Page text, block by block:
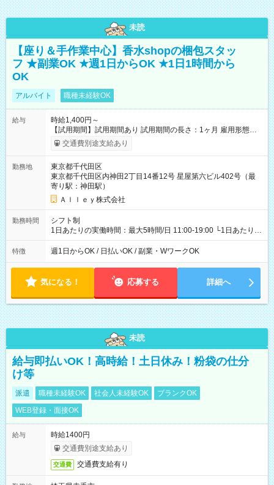
未読
【座り＆手作業中心】香水shopの梱包スタッ
フ ★副業OK ★週1日からOK ★1日1時間から
OK
アルバイト 職種未経験OK
給与
時給1,400円～
【試用期間】試用期間あり 試用期間の長さ：1ヶ月 雇用形態、
給与は本採用時と同じです。
交通費別途支給あり
勤務地
東京都千代田区
東京都千代田区内神田2丁目14番12号 星屋第六ビル402号（最
寄り駅：神田駅）
Ａｌｌｅｙ株式会社
勤務時間
シフト制
1日あたりの実働時間：最大5時間/日 11:00-19:00 └1日あたりの
実働時間：1-5時間 └上記の時間帯内であれば、いつでも勤務可
能！ └平日・土曜日の中で、お好きな曜日でご勤務いただけま
18:00 などのように、自由な働き方が可能なお仕事です！
特徴 週1日からOK / 日払いOK / 副業・WワークOK
気になる！ 応募する 詳細へ
未読
給与即払いOK！高時給！土日休み！粉袋の仕分
け等
派遣 職種未経験OK 社会人未経験OK
ブランクOK
WEB登録・面接OK
給与
時給1400円
交通費別途支給あり
交通費 交通費支給有り